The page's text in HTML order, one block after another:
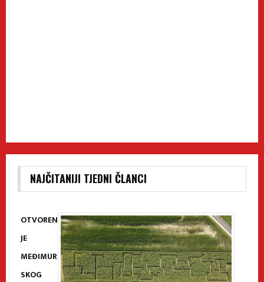
NAJČITANIJI TJEDNI ČLANCI
OTVOREN
JE
MEĐIMUR
SKOG